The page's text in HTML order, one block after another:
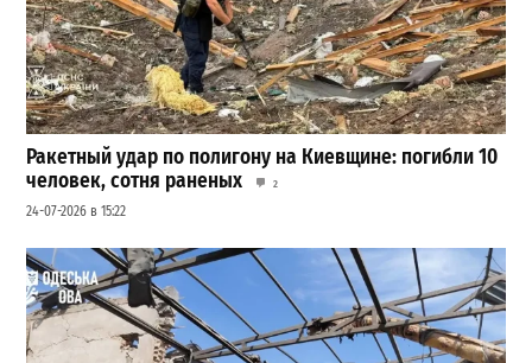
Ракетный удар по полигону на Киевщине: погибли 10
человек, сотня раненых
2
24-07-2026 в 15:22